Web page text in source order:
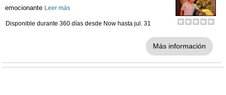
emocionante Leer más
Disponible durante 360 días desde Now hasta jul. 31
Más información